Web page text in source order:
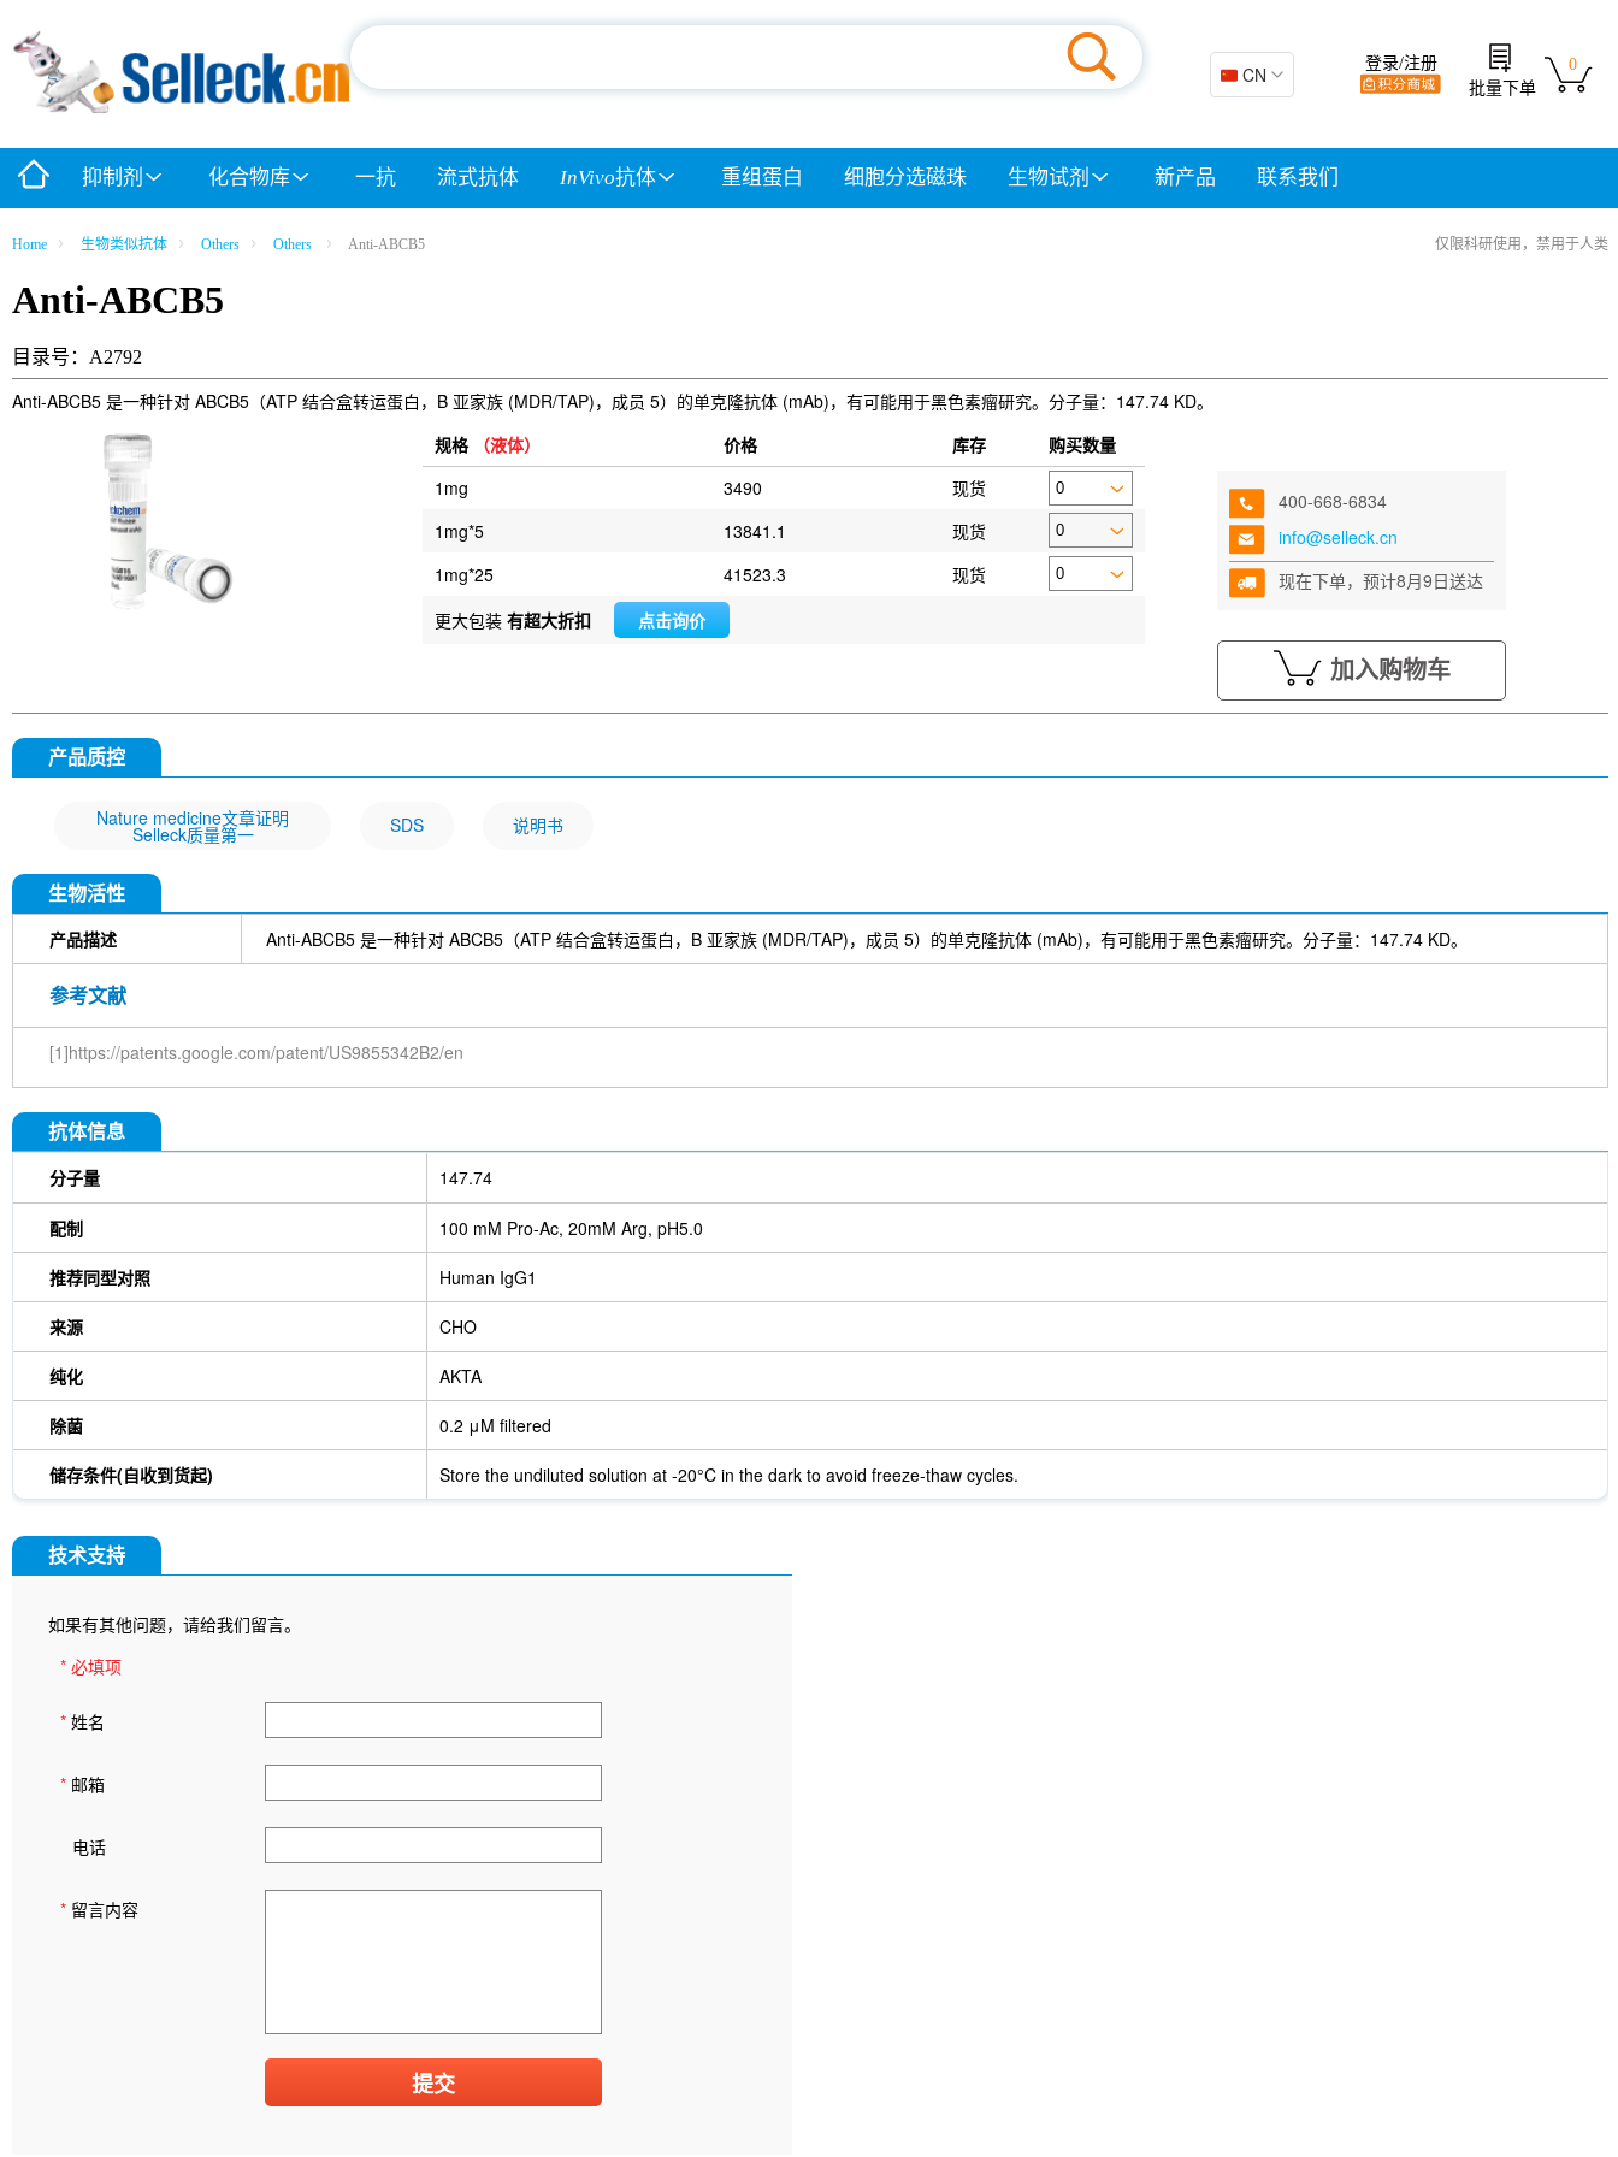
🇨🇳 CN
0
批量下单
登录/注册
抑制剂 化合物库 一抗 流式抗体 InVivo抗体 重组蛋白 细胞分选磁珠 生物试剂 新产品 联系我们
Home 生物类似抗体 Others Others Anti-ABCB5 仅限科研使用，禁用于人类
Anti-ABCB5
目录号：A2792
Anti-ABCB5 是一种针对 ABCB5（ATP 结合盒转运蛋白，B 亚家族 (MDR/TAP)，成员 5）的单克隆抗体 (mAb)，有可能用于黑色素瘤研究。分子量：147.74 KD。
规格 （液体） 价格 库存
购买数量
1mg
3490
现货
1mg*5
13841.1
现货
1mg*25
41523.3
现货
更大包装 有超大折扣 点击询价
400-668-6834
info@selleck.cn
现在下单，预计8月9日送达
加入购物车
产品质控
Nature medicine文章证明
Selleck质量第一 SDS 说明书
生物活性
产品描述 Anti-ABCB5 是一种针对 ABCB5（ATP 结合盒转运蛋白，B 亚家族 (MDR/TAP)，成员 5）的单克隆抗体 (mAb)，有可能用于黑色素瘤研究。分子量：147.74 KD。
参考文献
[1]https://patents.google.com/patent/US9855342B2/en
抗体信息
分子量 147.74
配制 100 mM Pro-Ac, 20mM Arg, pH5.0
推荐同型对照 Human IgG1
来源 CHO
纯化 AKTA
除菌 0.2 μM filtered
储存条件(自收到货起) Store the undiluted solution at -20°C in the dark to avoid freeze-thaw cycles.
技术支持
如果有其他问题，请给我们留言。
* 必填项
* 姓名
* 邮箱
电话
* 留言内容